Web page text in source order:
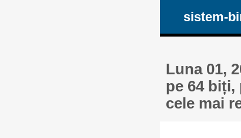
sistem-
Luna 01,
pe 64 biți,
cele mai